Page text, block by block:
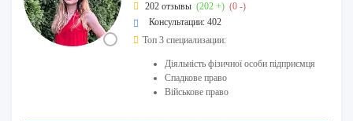
202 отзывы (202 +) (0 -)
Консультации: 402
Топ 3 специализации:
Діяльність фізичної особи підприємця
Спадкове право
Військове право